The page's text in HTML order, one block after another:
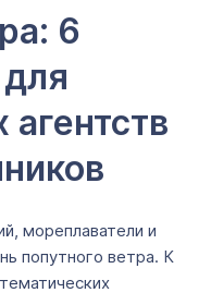
6
агентств
мореплаватели и
попутного ветра. К